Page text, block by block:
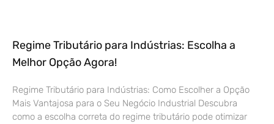
Regime Tributário para Indústrias: Escolha a
Melhor Opção Agora!
Regime Tributário para Indústrias: Como Escolher a Opção
Mais Vantajosa para o Seu Negócio Industrial Descubra
como a escolha correta do regime tributário pode otimizar